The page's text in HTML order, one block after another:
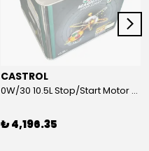
CASTROL
0W/30 10.5L Stop/Start Motor Yağı | CASTROL
₺ 4,196.35